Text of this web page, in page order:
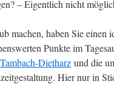
– Eigentlich nicht
machen, haben Sie
Punkte im
Tambach-Dietharz und die
Hier nur in